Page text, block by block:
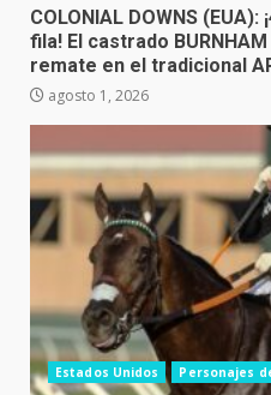
COLONIAL DOWNS
fila! El castrado
remate en el tradicional
agosto 1, 2026
Estados Unidos Personajes